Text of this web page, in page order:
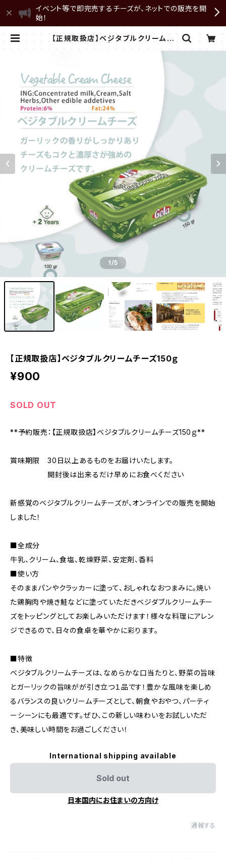
イベント等で即完売するチーズが、ネットでの販売を開
始！
【正規取扱店】ベジタブルクリームチ
1/5
【正規取扱店】ベジタブルクリームチーズ150ｇ
¥900
SOLD OUT
**予約販売：【正規取扱店】ベジタブルクリームチーズ150ｇ**
賞味期限 30日以上あるものをお届けいたします。
開封後は出来るだけ早めにお食べください
新感覚のベジタブルクリームチーズが、オンラインでの販売を開始
しました！
■全成分
牛乳、クリーム、食塩、乾燥野菜、安定剤、香料
■使い方
そのままパンやクラッカーに塗って、おしゃれなおつまみに。焼い
た鶏胸肉や焼き鮭などに塗っていただきベジダブルクリームチー
ズをトッピングとしてお楽しみいただけます！様々な料理にアレン
ジできるので、日々の食卓を華やかに彩ります。
■特徴
ベジタブルクリームチーズは、なめらかな口当たりと、野菜の旨味
とガーリックの旨味がが引き立つ１品です！豊かな風味を楽しめ
るバランスの良いクリームチーズとして、朝食やおやつ、パーティ
ーシーンにも最適です。ぜひ、この新しい味わいをお試しいただ
き、美味しい時間をお過ごしください！
International shipping available
Sold out
日本国内にお住まいの方向け
通報する